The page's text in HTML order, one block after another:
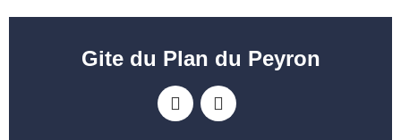
Gite du Plan du Peyron